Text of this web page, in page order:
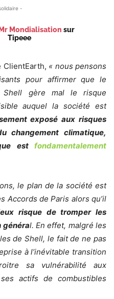
-
Mr Mondialisation sur
Tipeee
ClientEarth, « nous pensons
pour affirmer que le
Shell gère mal le risque
auquel la société est
exposé aux risques
changement climatique,
estfondamentalement
le plan de la société est
Accords de Paris alors qu’il
risque de tromper les
général. En effet, malgré les
de Shell, le fait de ne pas
à l’inévitable transition
sa vulnérabilité aux
actifs de combustibles